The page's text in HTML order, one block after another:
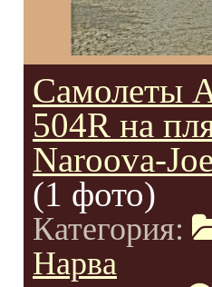
Самолеты
504R на
Naroova-
(1 фото)
Категория:
Нарва